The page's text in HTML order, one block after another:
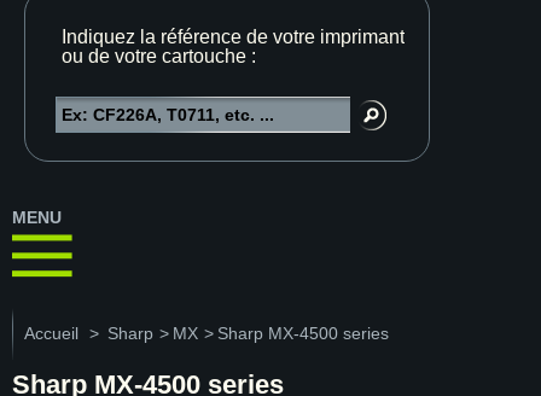
Indiquez la référence de votre imprimante
ou de votre cartouche :
MENU
Accueil > Sharp > MX > Sharp MX-4500 series
Sharp MX-4500 series